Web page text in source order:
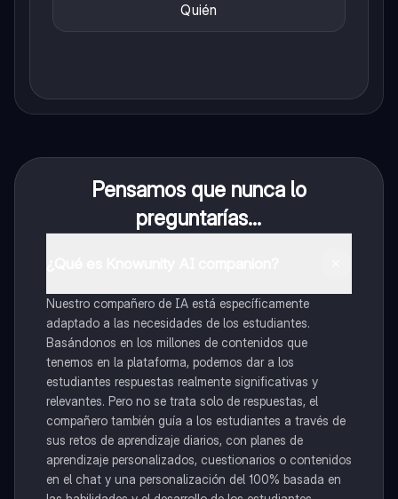
Quién
Pensamos que nunca lo
preguntarías...
Nuestro compañero de IA está específicamente
adaptado a las necesidades de los estudiantes.
Basándonos en los millones de contenidos que
tenemos en la plataforma, podemos dar a los
estudiantes respuestas realmente significativas y
relevantes. Pero no se trata solo de respuestas, el
compañero también guía a los estudiantes a través de
sus retos de aprendizaje diarios, con planes de
aprendizaje personalizados, cuestionarios o contenidos
en el chat y una personalización del 100% basada en